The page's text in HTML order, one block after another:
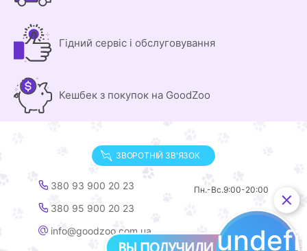
Гідний сервіс і обслуговування
Кешбек з покупок на GoodZoo
ЗВОРОТНІЙ ЗВ'ЯЗОК
380 93 900 20 23
380 95 900 20 23
info@goodzoo.com.ua
Пн.-Вс.9:00-20:00